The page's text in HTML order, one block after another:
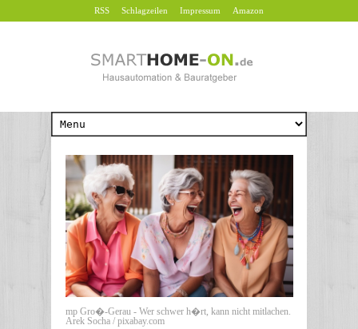
RSS Schlagzeilen Impressum Amazon
mp Gro�-Gerau - Wer schwer h�rt, kann nicht mitlachen.
Arek Socha / pixabay.com